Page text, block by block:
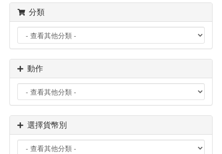
分類
動作
選擇貨幣別